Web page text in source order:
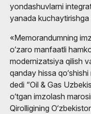
yondashuvlarni
yanada kuchaytirishga
«Memorandumning
o‘zaro manfaatli
modernizatsiya qilish
qanday hissa
dedi “Oil & Gas
o‘tgan imzolash
Qirolligining